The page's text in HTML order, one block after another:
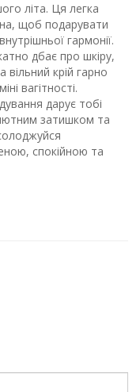
літа. Ця легка
щоб подарувати
гармонії.
дбає про шкіру,
вільний крій гарно
вагітності.
дарує тобі
затишком та
спокійною та